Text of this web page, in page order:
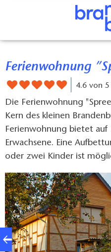
Ferienwohnung
4.6 von
Die Ferienwohnung
Kern des kleinen
Ferienwohnung bietet
Erwachsene. Eine
oder zwei Kinder ist